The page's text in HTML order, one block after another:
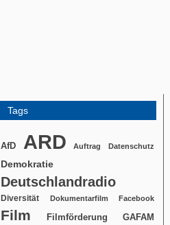
Tags
AfD ARD Auftrag Datenschutz
Demokratie
Deutschlandradio
Diversität Dokumentarfilm Facebook
Film Filmförderung GAFAM